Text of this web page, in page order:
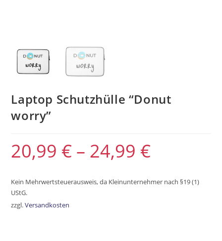
Laptop Schutzhülle “Donut
worry”
20,99 € – 24,99 €
Kein Mehrwertsteuerausweis, da Kleinunternehmer nach §19 (1)
UStG.
zzgl.Versandkosten